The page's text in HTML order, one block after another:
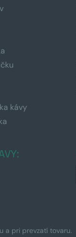
kávy
a pri prevzatí tovaru.